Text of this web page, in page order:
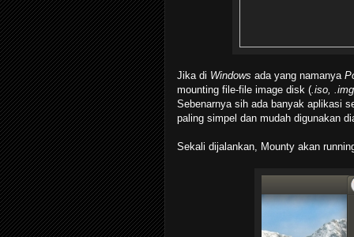
Jika di Windows ada yang namanya
mounting file-file image disk ( .iso,
Sebenarnya sih ada banyak aplikasi
paling simpel dan mudah digunakan
Sekali dijalankan, Mounty akan